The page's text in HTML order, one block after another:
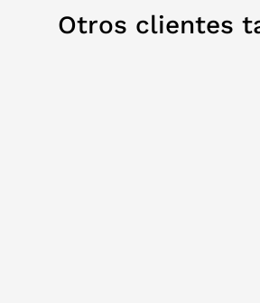
Otros clientes